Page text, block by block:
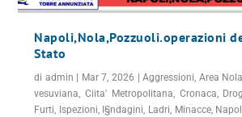
Napoli,Nola,Pozzuoli.operazioni
Stato
di admin Mar 7, 2026 |Aggressioni, Area
vesuviana,Ciita' Metropolitana, Cronaca,
Furti, Ispezioni, I§ndagini, Ladri, Minacce,